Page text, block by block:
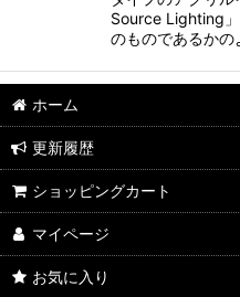
Source Lighting
のものであるか
ホーム
更新履歴
ショッピングカート
マイページ
お気に入り